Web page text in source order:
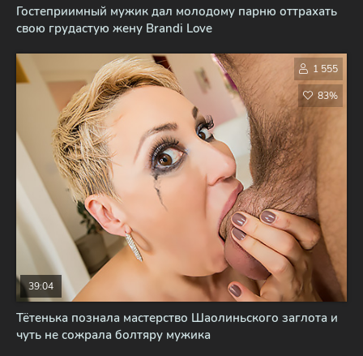
Гостеприимный мужик дал молодому парню оттрахать
свою грудастую жену Brandi Love
Тётенька познала мастерство Шаолиньского заглота и
чуть не сожрала болтяру мужика
39:04
1 555
83%